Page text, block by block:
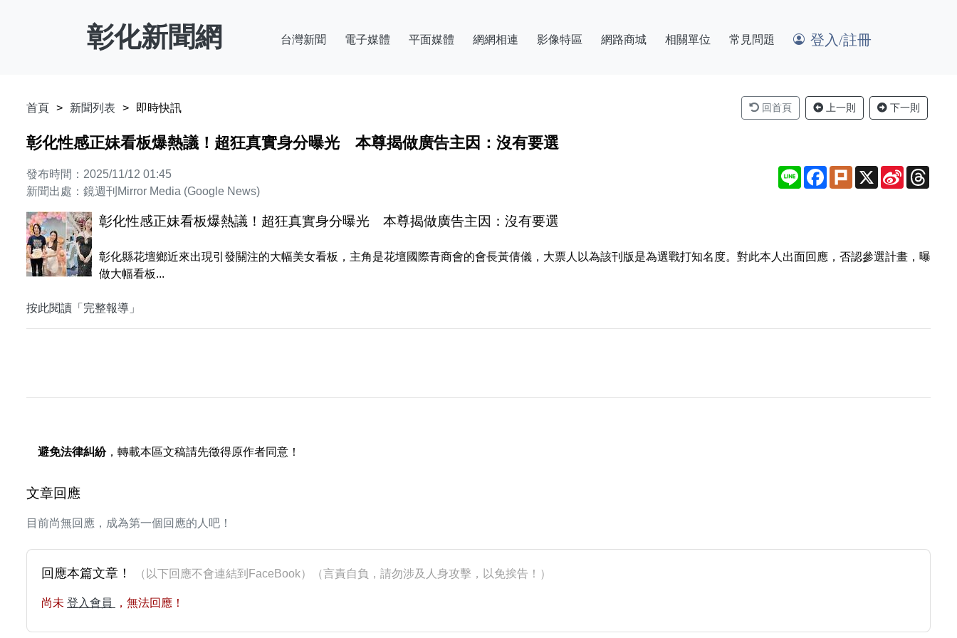
彰化新聞網 台灣新聞 電子媒體 平面媒體 網網相連 影像特區 網路商城 相關單位 常見問題 登入/註冊
首頁 新聞列表 即時快訊 回首頁 上一則 下一則
彰化性感正妹看板爆熱議！超狂真實身分曝光 本尊揭做廣告主因：沒有要選
發布時間：2025/11/12 01:45
新聞出處：鏡週刊Mirror Media (Google News)
Line Facebook
Plurk X
Sina
Weibo
彰化性感正妹看板爆熱議！超狂真實身分曝光 本尊揭做廣告主因：沒有要選
彰化縣花壇鄉近來出現引發關注的大幅美女看板，主角是花壇國際青商會的會長黃倩儀，大票人以為該刊版是為選戰打知名度。對此本人出面回應，否認參選計畫，曝
做大幅看板...
按此閱讀「完整報導」
避免法律糾紛，轉載本區文稿請先徵得原作者同意！
文章回應
目前尚無回應，成為第一個回應的人吧！
回應本篇文章！ （以下回應不會連結到FaceBook）（言責自負，請勿涉及人身攻擊，以免挨告！）
尚未 登入會員 ，無法回應！